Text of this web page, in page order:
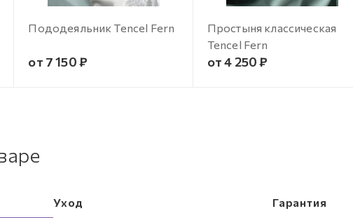
Пододеяльник Tencel Fern
от 7 150 ₽
Простыня классическая
Tencel Fern
от 4 250 ₽
Уход Гарантия